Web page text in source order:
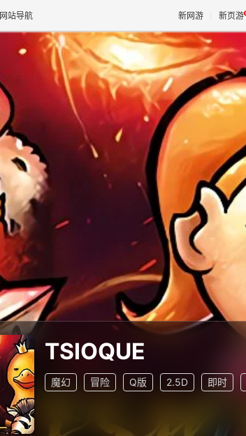
网站导航 新网游 新页游
TSIOQUE
魔幻 冒险 Q版 2.5D 即时